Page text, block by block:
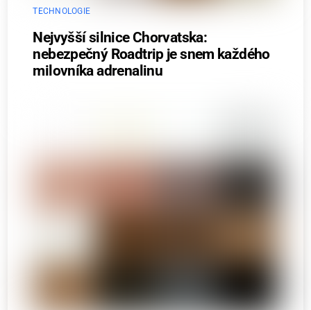
TECHNOLOGIE
Nejvyšší silnice Chorvatska:
nebezpečný Roadtrip je snem každého
milovníka adrenalinu